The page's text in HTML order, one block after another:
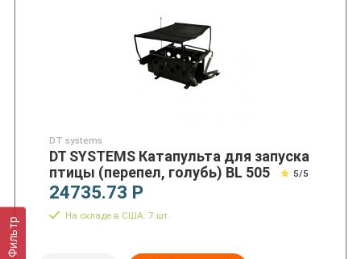
Фильтр
DT systems
DT SYSTEMS Катапульта для запуска
птицы (перепел, голубь) BL 505
5/5
24735.73 Р
На складе в США: 7 шт.